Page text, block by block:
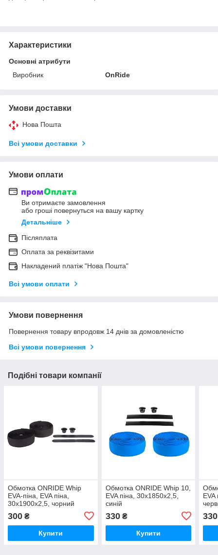
Характеристики
Основні атрибути
Виробник
OnRide
Умови доставки
Нова Пошта
Всі умови доставки
Умови оплати
Ви отримаєте замовлення
або гроші повернуться на вашу картку
Детальніше
Післяплата
Оплата за реквізитами
Накладений платіж "Нова Пошта"
Всі умови оплати
Умови повернення
Повернення товару впродовж 14 днів за домовленістю
Всі умови повернення
Подібні товари компанії
Обмотка ONRIDE Whip
EVA-піна, EVA піна,
30x1900x2,5, чорний
300 ₴
Купити
Обмотка ONRIDE Whip 10,
EVA піна, 30x1850x2,5,
синій
330₴
Купити
EVA
330